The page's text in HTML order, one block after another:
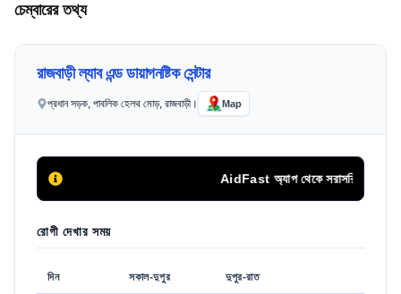
চেম্বারের তথ্য
রাজবাড়ী ল্যাব এন্ড ডায়াগনষ্টিক সেন্টার
প্রধান সড়ক, পাবলিক হেলথ মোড়, রাজবাড়ী। Map
AidFast অ্যাপ থেকে সরাসরি ফোন কলের
রোগী দেখার সময়
দিন সকাল-দুপুর দুপুর-রাত